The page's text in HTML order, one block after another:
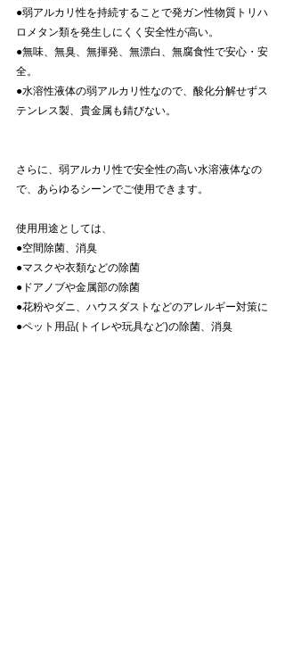
●弱アルカリ性を持続することで発ガン性物質トリハ
ロメタン類を発生しにくく安全性が高い。
●無味、無臭、無揮発、無漂白、無腐食性で安心・安
全。
●水溶性液体の弱アルカリ性なので、酸化分解せずス
テンレス製、貴金属も錆びない。
さらに、弱アルカリ性で安全性の高い水溶液体なの
で、あらゆるシーンでご使用できます。
使用用途としては、
●空間除菌、消臭
●マスクや衣類などの除菌
●ドアノブや金属部の除菌
●花粉やダニ、ハウスダストなどのアレルギー対策に
●ペット用品(トイレや玩具など)の除菌、消臭